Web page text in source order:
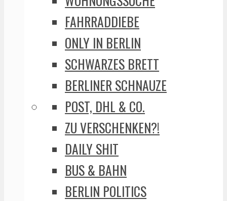
FAHRRADDIEBE
ONLY IN BERLIN
SCHWARZES BRETT
BERLINER SCHNAUZE
POST, DHL & CO.
ZU VERSCHENKEN?!
DAILY SHIT
BUS & BAHN
BERLIN POLITICS